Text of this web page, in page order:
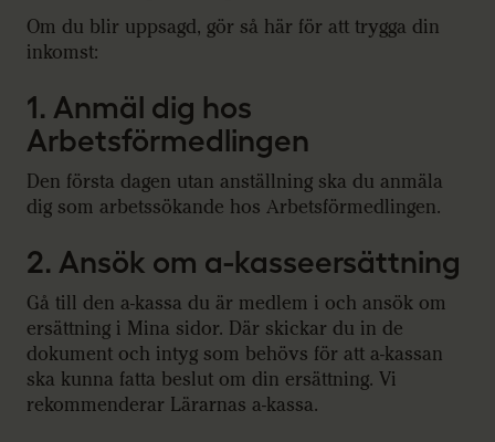
Om du blir uppsagd, gör så här för att trygga din
inkomst:
1. Anmäl dig hos
Arbetsförmedlingen
Den första dagen utan anställning ska du anmäla
dig som arbetssökande hos Arbetsförmedlingen.
2. Ansök om a-kasseersättning
Gå till den a-kassa du är medlem i och ansök om
ersättning i Mina sidor. Där skickar du in de
dokument och intyg som behövs för att a-kassan
ska kunna fatta beslut om din ersättning. Vi
rekommenderar Lärarnas a-kassa.